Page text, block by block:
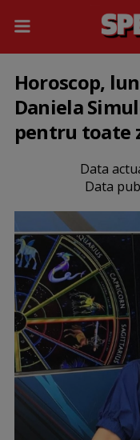
Horoscop,
Daniela
pentru toate
Data
Data